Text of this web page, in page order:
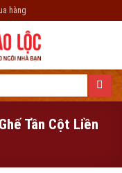
hàng
Tần Cột Liền